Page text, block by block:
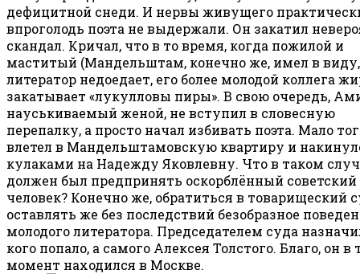
дефицитной снеди. И нервы живущего
впроголодь поэта не выдержали. Он закатил
скандал. Кричал, что в то время, когда пожилой и
маститый (Мандельштам, конечно же, имел в виду,
литератор недоедает, его более молодой коллега
закатывает «лукулловы пиры». В свою очередь,
науськиваемый женой, не вступил в словесную
перепалку, а просто начал избивать поэта. Мало
влетел в Мандельштамовскую квартиру и
кулаками на Надежду Яковлевну. Что в таком
должен был предпринять оскорблённый советский
человек? Конечно же, обратиться в товарищеский
оставлять же без последствий безобразное
молодого литератора. Председателем суда
кого попало, а самого Алексея Толстого. Благо, он в
момент находился в Москве.